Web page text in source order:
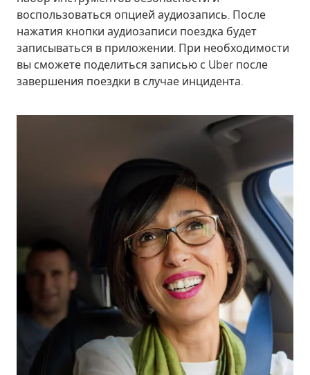
воспользоваться опцией аудиозапись. После
нажатия кнопки аудиозаписи поездка будет
записываться в приложении. При необходимости
вы сможете поделиться записью с Uber после
завершения поездки в случае инцидента.